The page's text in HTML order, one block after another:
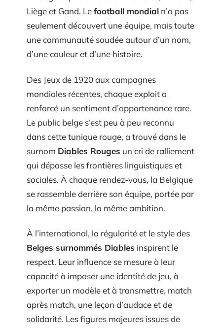
Liège et Gand. Lefootball mondial n’a pas
seulement découvert une équipe, mais toute
une communauté soudée autour d’un nom,
d’une couleur et d’une histoire.
Des Jeux de 1920 aux campagnes
mondiales récentes, chaque exploit a
renforcé un sentiment d’appartenance rare.
Le public belge s’est peu à peu reconnu
dans cette tunique rouge, a trouvé dans le
surnom Diables Rouges un cri de ralliement
qui dépasse les frontières linguistiques et
sociales. À chaque rendez-vous, la Belgique
se rassemble derrière son équipe, portée par
la même passion, la même ambition.
À l’international, la régularité et le style des
Belges surnommés Diables inspirent le
respect. Leur influence se mesure à leur
capacité à imposer une identité de jeu, à
exporter un modèle et à transmettre, match
après match, une leçon d’audace et de
solidarité. Les figures majeures issues de